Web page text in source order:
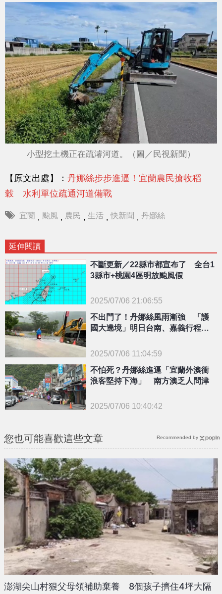
小型挖土機正在疏濬河道。（圖／民視新聞）
【原文出處】： 丹娜絲步步進逼！宜蘭農民搶收稻
穀 水利單位疏通河道備戰
宜蘭 , 颱風 , 農民 , 生活 , 快新聞 , 丹娜絲
延伸閱讀
{PLAYICON}
不斷更新／22縣市都宣布了 全台1
3縣市+桃園4區明放颱風假
2025/07/06 21:06:55
{PLAYICON}
不出門了！丹娜絲風雨漸強 「護
國大遶境」明日台南、嘉義行程取
2025/07/06 11:04:59
不怕死？丹娜絲進逼「宜蘭外澳衝
浪客堅持下海」 南方澳乏人問津
2025/07/06 10:40:42
您也可能喜歡這些文章
澎湖尖山村狠父母領補助棄養 8個孩子擠住4坪大隔
Recommended by